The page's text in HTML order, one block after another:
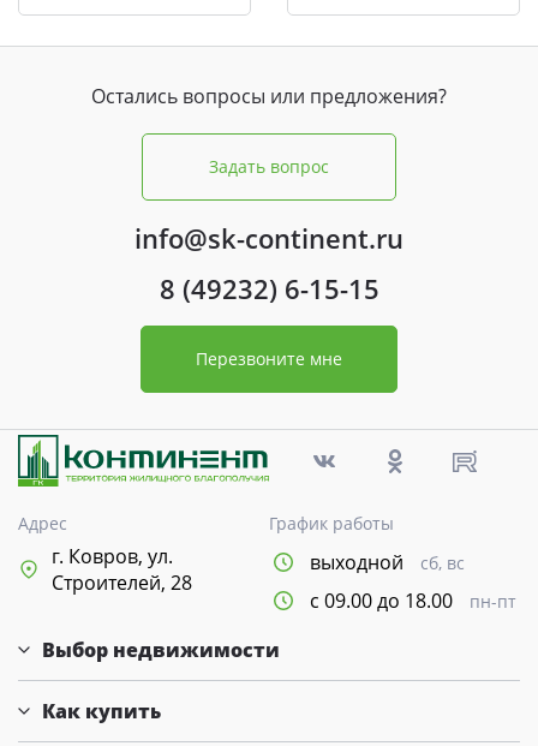
Остались вопросы или предложения?
Задать вопрос
info@sk-continent.ru
8 (49232) 6-15-15
Перезвоните мне
Адрес
г. Ковров, ул.
Строителей, 28
График работы
выходной сб, вс
с 09.00 до 18.00 пн-пт
Выбор недвижимости
Как купить